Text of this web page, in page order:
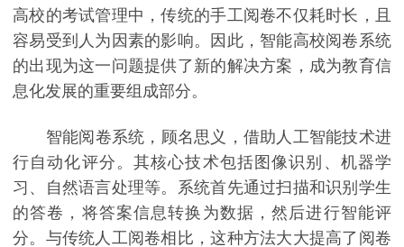
高校的考试管理中，传统的手工阅卷不仅耗时长，且
容易受到人为因素的影响。因此，智能高校阅卷系统
的出现为这一问题提供了新的解决方案，成为教育信
息化发展的重要组成部分。
智能阅卷系统，顾名思义，借助人工智能技术进
行自动化评分。其核心技术包括图像识别、机器学
习、自然语言处理等。系统首先通过扫描和识别学生
的答卷，将答案信息转换为数据，然后进行智能评
分。与传统人工阅卷相比，这种方法大大提高了阅卷